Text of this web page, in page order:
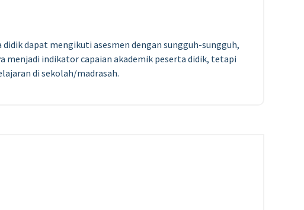
dapat mengikuti asesmen dengan sungguh-sungguh,
menjadi indikator capaian akademik peserta didik, tetapi
di sekolah/madrasah.